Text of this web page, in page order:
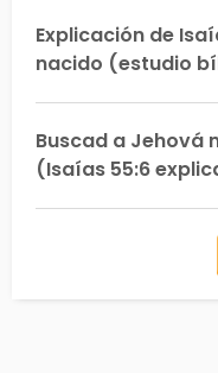
Explicación de
nacido (estudio
Buscad a Jehová
(Isaías 55:6